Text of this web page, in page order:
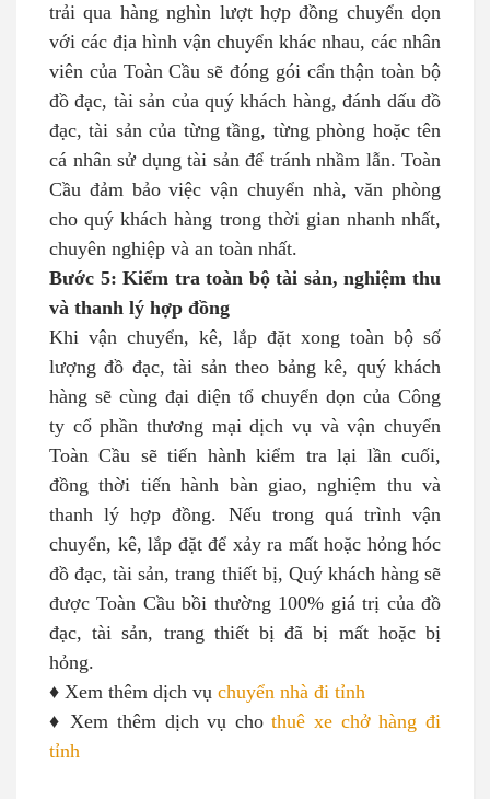
trải qua hàng nghìn lượt hợp đồng chuyển dọn
với các địa hình vận chuyển khác nhau, các nhân
viên của Toàn Cầu sẽ đóng gói cẩn thận toàn bộ
đồ đạc, tài sản của quý khách hàng, đánh dấu đồ
đạc, tài sản của từng tầng, từng phòng hoặc tên
cá nhân sử dụng tài sản để tránh nhầm lẫn. Toàn
Cầu đảm bảo việc vận chuyển nhà, văn phòng
cho quý khách hàng trong thời gian nhanh nhất,
chuyên nghiệp và an toàn nhất.
Bước 5: Kiểm tra toàn bộ tài sản, nghiệm thu
và thanh lý hợp đồng
Khi vận chuyển, kê, lắp đặt xong toàn bộ số
lượng đồ đạc, tài sản theo bảng kê, quý khách
hàng sẽ cùng đại diện tổ chuyển dọn của Công
ty cổ phần thương mại dịch vụ và vận chuyển
Toàn Cầu sẽ tiến hành kiểm tra lại lần cuối,
đồng thời tiến hành bàn giao, nghiệm thu và
thanh lý hợp đồng. Nếu trong quá trình vận
chuyển, kê, lắp đặt để xảy ra mất hoặc hỏng hóc
đồ đạc, tài sản, trang thiết bị, Quý khách hàng sẽ
được Toàn Cầu bồi thường 100% giá trị của đồ
đạc, tài sản, trang thiết bị đã bị mất hoặc bị
hỏng.
♦ Xem thêm dịch vụ chuyển nhà đi tỉnh
♦ Xem thêm dịch vụ chothuê xe chở hàng đi
tỉnh